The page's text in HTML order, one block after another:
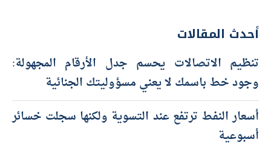
أحدث المقالات
تنظيم الاتصالات يحسم جدل الأرقام المجهولة:
وجود خط باسمك لا يعني مسؤوليتك الجنائية
أسعار النفط ترتفع عند التسوية ولكنها سجلت خسائر
أسبوعية